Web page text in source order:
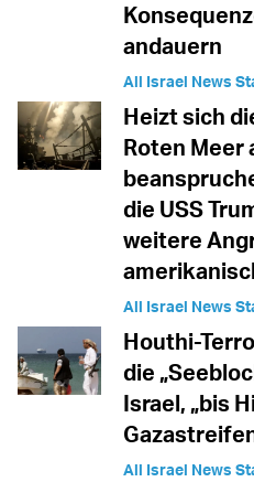
andauern
All Israel News
Heizt sich
Roten Meer
die USS
weitere
All Israel News
Houthi-
die
Israel, „bis
All Israel News